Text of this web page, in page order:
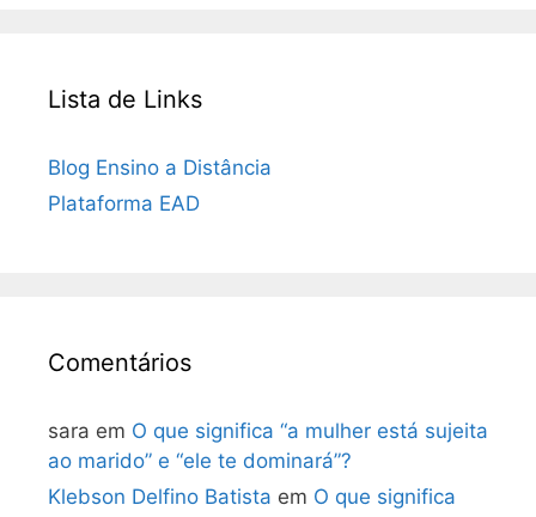
Lista de Links
Blog Ensino a Distância
Plataforma EAD
Comentários
sara em O que significa “a mulher está sujeita
ao marido” e “ele te dominará”?
Klebson Delfino Batista em O que significa